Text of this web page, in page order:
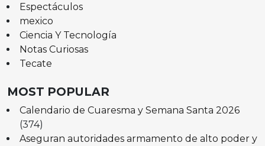
Espectáculos
mexico
Ciencia Y Tecnología
Notas Curiosas
Tecate
MOST POPULAR
Calendario de Cuaresma y Semana Santa 2026
(374)
Aseguran autoridades armamento de alto poder y